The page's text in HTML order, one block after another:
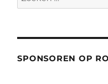
naar:
SPONSOREN OP